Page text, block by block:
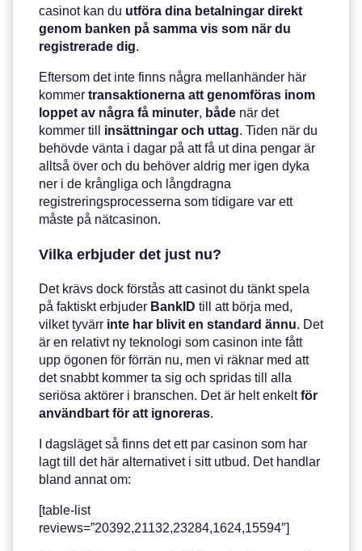
casinot kan du utföra dina betalningar direkt
genom banken på samma vis som när du
registrerade dig.
Eftersom det inte finns några mellanhänder här
kommer transaktionerna att genomföras inom
loppet av några få minuter, både när det
kommer till insättningar och uttag. Tiden när du
behövde vänta i dagar på att få ut dina pengar är
alltså över och du behöver aldrig mer igen dyka
ner i de krångliga och långdragna
registreringsprocesserna som tidigare var ett
måste på nätcasinon.
Vilka erbjuder det just nu?
Det krävs dock förstås att casinot du tänkt spela
på faktiskt erbjuder BankID till att börja med,
vilket tyvärr inte har blivit en standard ännu. Det
är en relativt ny teknologi som casinon inte fått
upp ögonen för förrän nu, men vi räknar med att
det snabbt kommer ta sig och spridas till alla
seriösa aktörer i branschen. Det är helt enkeltför
användbart för att ignoreras.
I dagsläget så finns det ett par casinon som har
lagt till det här alternativet i sitt utbud. Det handlar
bland annat om:
[table-list
reviews=”20392,21132,23284,1624,15594″]